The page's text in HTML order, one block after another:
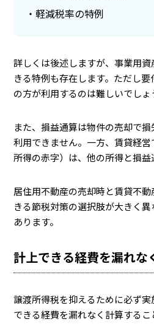
軽減税率の特例
詳しくは後述しますが、事業用
きる特例も存在します。ただし
の方が利用するのは難しいでしょ
また、損益通算は物件の売却で
利用できません。一方、賃貸経
所得の赤字）は、他の所得と損益
居住用不動産の売却時と賃貸不
きる節税対策の選択肢が大きく
あります。
計上できる経費を漏れな
譲渡所得税を抑えるために必ず
できる経費を漏れなく計算するこ